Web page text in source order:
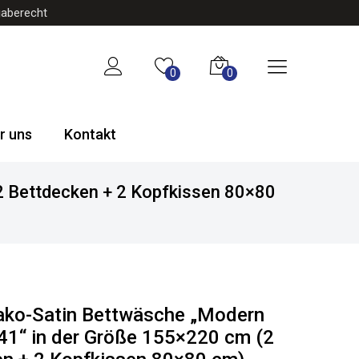
0 0
uns Kontakt
Bettdecken + 2 Kopfkissen 80×80
Satin Bettwäsche „Modern
in der Größe 155×220 cm (2